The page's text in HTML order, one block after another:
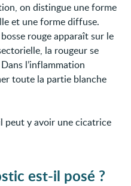
on distingue une forme
et une forme diffuse.
rouge apparaît sur le
la rougeur se
l’inflammation
toute la partie blanche
peut y avoir une cicatrice
est-il posé ?